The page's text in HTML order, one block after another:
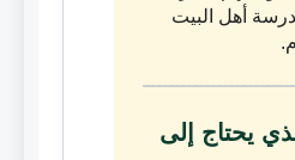
أهل البيت
يحتاج إلى